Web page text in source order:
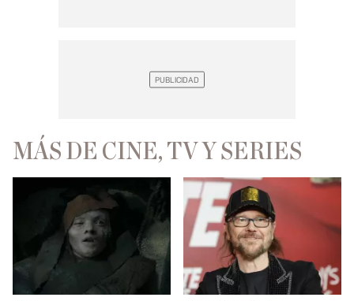
MÁS DE CINE, TV Y SERIES